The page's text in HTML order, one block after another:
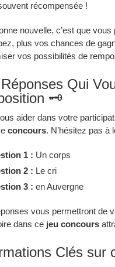
récompensée !
nouvelle, c’est que
plus vos chances de
vos possibilités de
Qui
🗝️
aider dans votre
concours. N’hésitez pas
1 : Un corps
2 : Le cri
3 : en Auvergne
vous permettront de
dans ce jeu concours
Clés sur